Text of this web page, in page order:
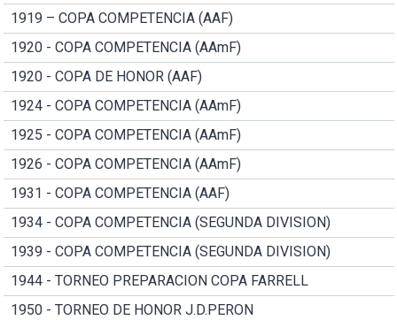
1919 – COPA COMPETENCIA (AAF)
1920 - COPA COMPETENCIA (AAmF)
1920 - COPA DE HONOR (AAF)
1924 - COPA COMPETENCIA (AAmF)
1925 - COPA COMPETENCIA (AAmF)
1926 - COPA COMPETENCIA (AAmF)
1931 - COPA COMPETENCIA (AAF)
1934 - COPA COMPETENCIA (SEGUNDA DIVISION)
1939 - COPA COMPETENCIA (SEGUNDA DIVISION)
1944 - TORNEO PREPARACION COPA FARRELL
1950 - TORNEO DE HONOR J.D.PERON